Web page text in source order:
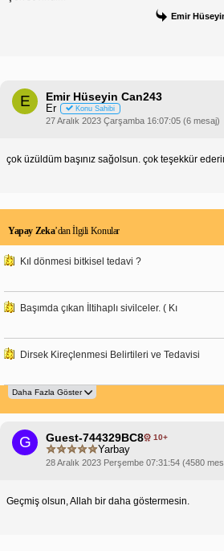
Emir
E Emir Hüseyin Can243
Er Konu Sahibi
27 Aralık 2023 Çarşamba 16:07:05 (6 mesaj)
çok üzüldüm başınız sağolsun. çok teşekkür
Yapay Zeka’dan İlgili Konular
Kıl dönmesi bitkisel tedavi ?
Başımda çıkan İltihaplı sivilceler. ( Kı
Dirsek Kireçlenmesi Belirtileri ve Tedavisi
G Guest-744329BC8 10+
Yarbay
28 Aralık 2023 Perşembe 07:31:54 (4580
Geçmiş olsun, Allah bir daha göstermesin.